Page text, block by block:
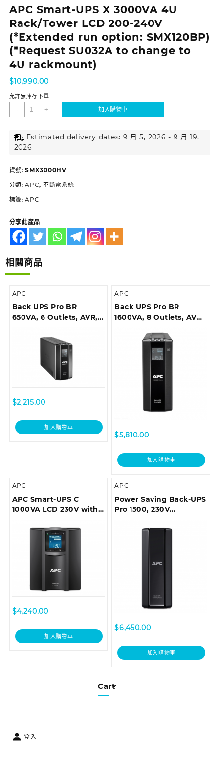
Cart
APC Smart-UPS X 3000VA 4U
Rack/Tower LCD 200-240V
(*Extended run option: SMX120BP)
(*Request SU032A to change to
4U rackmount)
$10,990.00
允許無庫存下單
- + 加入購物車
Estimated delivery dates: 9 月 5, 2026 - 9 月 19,
2026
貨號:SMX3000HV
分類:APC, 不斷電系統
標籤:APC
分享此產品
相關商品
APC
Back UPS Pro BR
650VA, 6 Outlets, AVR,
$2,215.00
加入購物車
APC
Back UPS Pro BR
1600VA, 8 Outlets, AVR,
$5,810.00
加入購物車
APC
APC Smart-UPS C
1000VA LCD 230V with
add network card)
$4,240.00
加入購物車
APC
Power Saving Back-UPS
Pro 1500, 230V
BR24BPG)
$6,450.00
加入購物車
登入